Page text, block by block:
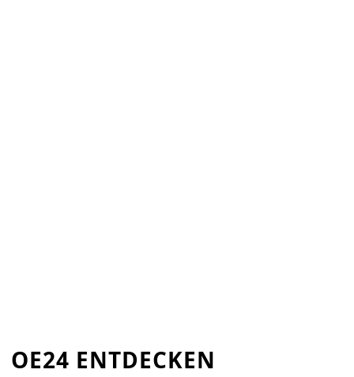
OE24 ENTDECKEN